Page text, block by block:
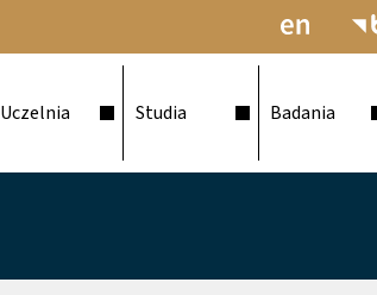
Uczelnia Studia Badania